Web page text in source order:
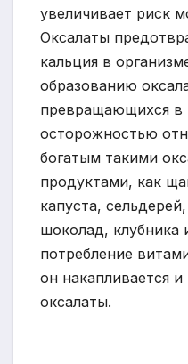
увеличивает риск
Оксалаты
кальция в
образованию
превращающихся в
осторожностью
богатым такими
продуктами, как
капуста,
шоколад, клубника
потребление
он накапливается и
оксалаты.